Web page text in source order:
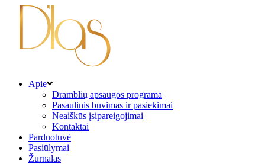
Apie
Dramblių apsaugos programa
Pasaulinis buvimas ir pasiekimai
Neaiškūs įsipareigojimai
Kontaktai
Parduotuvė
Pasiūlymai
Žurnalas